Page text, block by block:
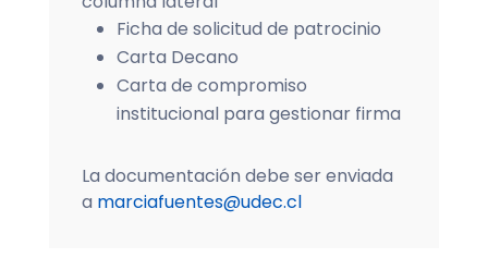
Ficha de solicitud de patrocinio
Carta Decano
Carta de compromiso
institucional para gestionar firma
La documentación debe ser enviada
a marciafuentes@udec.cl